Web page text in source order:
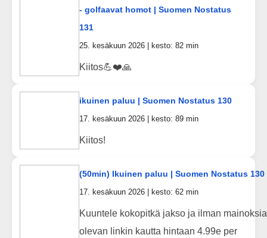
- golfaavat homot | Suomen Nostatus
131
25. kesäkuun 2026 | kesto: 82 min
Kiitos💪❤️🙏
ikuinen paluu | Suomen Nostatus 130
17. kesäkuun 2026 | kesto: 89 min
Kiitos!
(50min) Ikuinen paluu | Suomen Nostatus 130
17. kesäkuun 2026 | kesto: 62 min
Kuuntele kokopitkä jakso ja ilman
olevan linkin kautta hintaan 4.99e per